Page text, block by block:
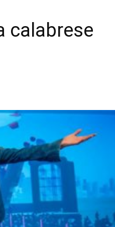
calabrese